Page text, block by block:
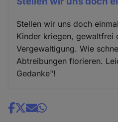
Stellen wir uns doch
Kinder kriegen, gewaltfrei
Vergewaltigung. Wie
Abtreibungen florieren.
Gedanke"!
Share